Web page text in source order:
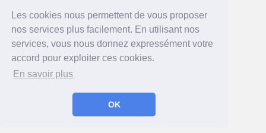
Les cookies nous permettent de vous proposer
nos services plus facilement. En utilisant nos
services, vous nous donnez expressément votre
accord pour exploiter ces cookies.
En savoir plus
OK
Adresse
SOCIÉTÉ NOUVELLE A&G LENNE
41, rue Voltaire
80570 Dargnies - France